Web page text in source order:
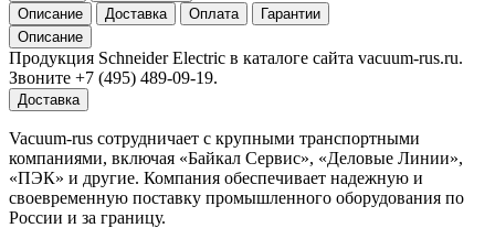
Описание
Доставка Оплата
Гарантии
Описание
Продукция Schneider Electric в каталоге сайта vacuum-rus.ru.
Звоните +7 (495) 489-09-19.
Доставка
Vacuum-rus сотрудничает с крупными транспортными
компаниями, включая «Байкал Сервис», «Деловые Линии»,
«ПЭК» и другие. Компания обеспечивает надежную и
своевременную поставку промышленного оборудования по
России и за границу.